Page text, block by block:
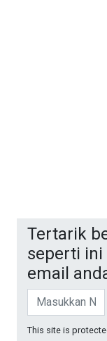
Tertarik
seperti ini
email
This site is